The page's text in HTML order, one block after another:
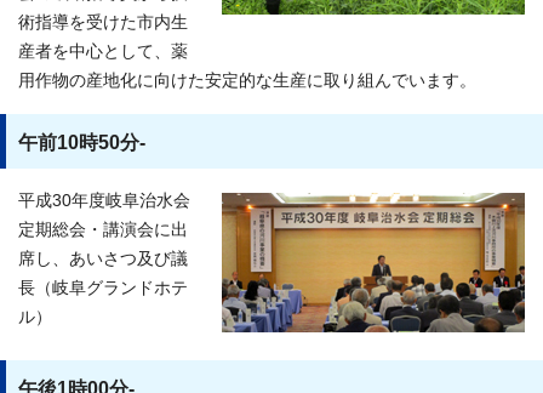
術指導を受けた市内生
産者を中心として、薬
用作物の産地化に向けた安定的な生産に取り組んでいます。
午前10時50分-
平成30年度岐阜治水会
定期総会・講演会に出
席し、あいさつ及び議
長（岐阜グランドホテ
ル）
午後1時00分-